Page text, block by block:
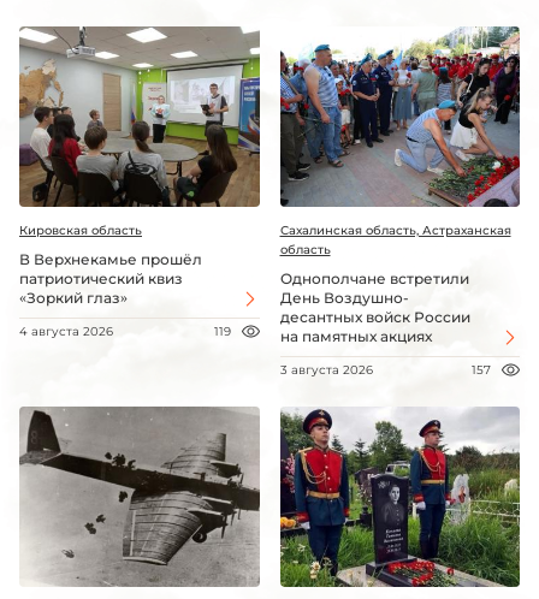
Кировская область
В Верхнекамье прошёл
патриотический квиз
«Зоркий глаз»
4 августа 2026 119
Сахалинская область, Астраханская
область
Однополчане встретили
День Воздушно-
десантных войск России
на памятных акциях
3 августа 2026 157